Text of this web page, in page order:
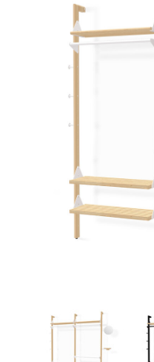
Collection
Ethnicraft
Collection
Vente
démonstrateurs
Luminaires
COMPTE